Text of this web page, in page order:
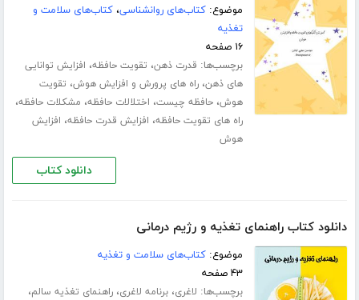
موضوع:کتاب‌های روانشناسی،کتاب‌های سلامت و
تغذیه
۱۶ صفحه
برچسب‌ها: قدرت ذهن، تقویت حافظه، افزایش توانایی
های ذهن،راه های پرورش و افزایش هوش، تقویت
هوش،حافظه چیست، اختلالات حافظه، مشکلات حافظه،
راه های تقویت حافظه، افزایش قدرت حافظه، افزایش
هوش
دانلود کتاب
دانلود کتاب راهنمای تغذیه و رژیم درمانی
موضوع:کتاب‌های سلامت و تغذیه
۴۳ صفحه
برچسب‌ها: لاغری،برنامه لاغری،راهنمای تغذیه سالم،